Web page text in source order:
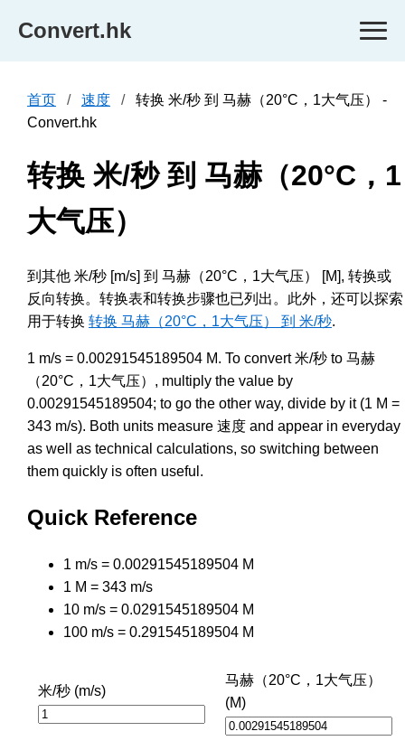
Convert.hk
首页 速度
转换 米/秒 到 马赫（20°C，1大气压） -
Convert.hk
转换 米/秒 到 马赫（20°C，1
大气压）
到其他 米/秒 [m/s] 到 马赫（20°C，1大气压） [M], 转换或
反向转换。转换表和转换步骤也已列出。此外，还可以探索
用于转换 转换 马赫（20°C，1大气压） 到 米/秒.
1 m/s = 0.00291545189504 M. To convert 米/秒 to 马赫
（20°C，1大气压）, multiply the value by
0.00291545189504; to go the other way, divide by it (1 M =
343 m/s). Both units measure 速度 and appear in everyday
as well as technical calculations, so switching between
them quickly is often useful.
Quick Reference
1 m/s = 0.00291545189504 M
1 M = 343 m/s
10 m/s = 0.0291545189504 M
100 m/s = 0.291545189504 M
米/秒 (m/s)
马赫（20°C，1大气压）
(M)